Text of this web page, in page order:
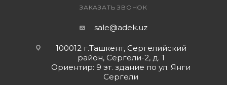
ЗАКАЗАТЬ ЗВОНОК
sale@adek.uz
100012 г.Ташкент, Сергелийский
район, Сергели-2, д. 1
Ориентир: 9 эт. здание по ул. Янги
Сергели